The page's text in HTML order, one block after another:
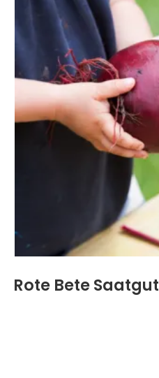
Rote Bete Saatgut